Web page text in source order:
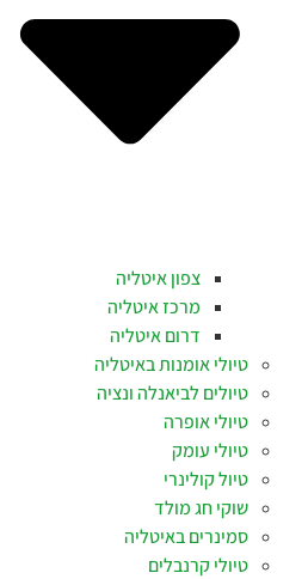
צפון איטליה
מרכז איטליה
דרום איטליה
טיולי אומנות באיטליה
טיולים לביאנלה ונציה
טיולי אופרה
טיולי עומק
טיול קולינרי
שוקי חג מולד
סמינרים באיטליה
טיולי קרנבלים